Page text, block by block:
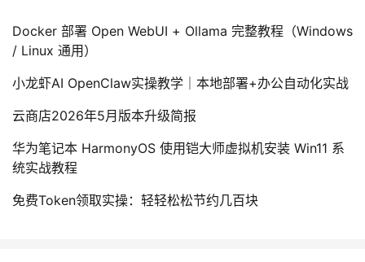
Docker 部署 Open WebUI + Ollama 完整教程（Windows
/ Linux 通用）
小龙虾AI OpenClaw实操教学｜本地部署+办公自动化实战
云商店2026年5月版本升级简报
华为笔记本 HarmonyOS 使用铠大师虚拟机安装 Win11 系
统实战教程
免费Token领取实操：轻轻松松节约几百块